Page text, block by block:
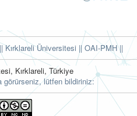
Kırklareli Üniversitesi || OAI-PMH ||
Kırklareli, Türkiye
görürseniz, lütfen bildiriniz: